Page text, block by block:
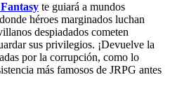
te guiará a mundos
héroes marginados luchan
despiadados cometen
sus privilegios. ¡Devuelve la
por la corrupción, como lo
más famosos de JRPG antes